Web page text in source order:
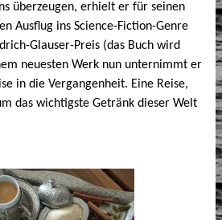
überzeugen, erhielt er für seinen
Ausflug ins Science-Fiction-Genre
Glauser-Preis (das Buch wird
neuesten Werk nun unternimmt er
in die Vergangenheit. Eine Reise,
das wichtigste Getränk dieser Welt